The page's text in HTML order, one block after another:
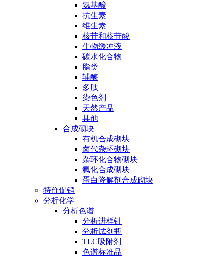
氨基酸
抗生素
维生素
核苷和核苷酸
生物缓冲液
碳水化合物
脂类
辅酶
多肽
染色剂
天然产品
其他
合成砌块
有机合成砌块
卤代杂环砌块
杂环化合物砌块
氟化合成砌块
蛋白降解剂合成砌块
特价促销
分析化学
分析色谱
分析进样针
分析试剂瓶
TLC吸附剂
色谱标准品